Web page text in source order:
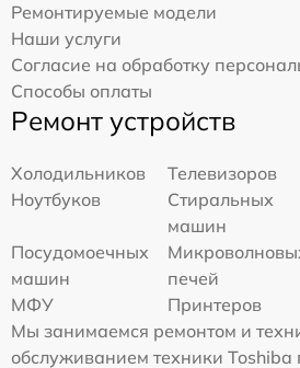
Ремонтируемые модели
Наши услуги
Согласие на обработку
Способы оплаты
Ремонт устройств
Холодильников
Телевизоров
Ноутбуков
Стиральных
машин
Посудомоечных
машин
печей
МФУ
Принтеров
Мы занимаемся ремонтом и
обслуживанием техники Toshiba